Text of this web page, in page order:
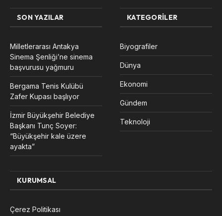
SON YAZILAR
Milletlerarası Antakya
Sinema Şenliği’ne sinema
başvurusu yağmuru
Bergama Tenis Kulübü
Zafer Kupası başlıyor
İzmir Büyükşehir Belediye
Başkanı Tunç Soyer:
“Büyükşehir kale üzere
ayakta”
KATEGORILER
Biyografiler
Dünya
Ekonomi
Gündem
Teknoloji
KURUMSAL
Çerez Politikası